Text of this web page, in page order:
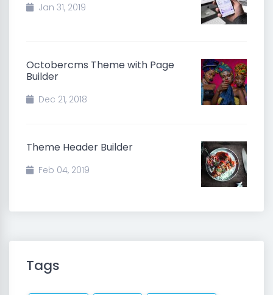
Jan 31, 2019
Octobercms Theme with Page
Builder
Dec 21, 2018
Theme Header Builder
Feb 04, 2019
Tags